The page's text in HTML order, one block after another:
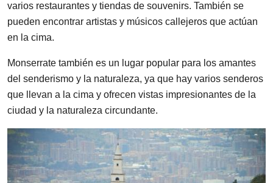
varios restaurantes y tiendas de souvenirs. También se
pueden encontrar artistas y músicos callejeros que actúan
en la cima.
Monserrate también es un lugar popular para los amantes
del senderismo y la naturaleza, ya que hay varios senderos
que llevan a la cima y ofrecen vistas impresionantes de la
ciudad y la naturaleza circundante.